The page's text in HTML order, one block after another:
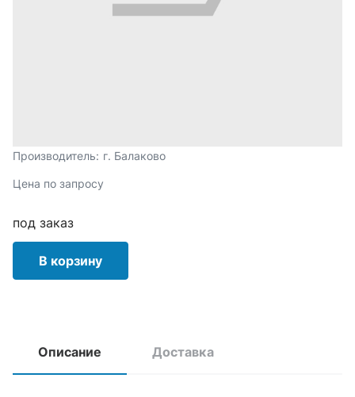
Производитель: г. Балаково
Цена по запросу
под заказ
В корзину
Описание Доставка